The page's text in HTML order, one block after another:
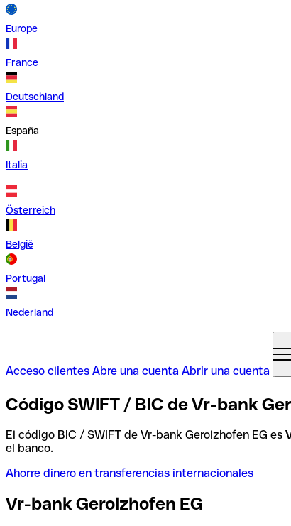
Europe
France
Deutschland
España
Italia
Österreich
België
Portugal
Nederland
Acceso clientes Abre una cuenta Abrir una cuenta
Código SWIFT / BIC de Vr-bank
El código BIC / SWIFT de Vr-bank Gerolzhofen EG es
el banco.
Ahorre dinero en transferencias internacionales
Vr-bank Gerolzhofen EG